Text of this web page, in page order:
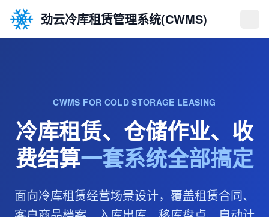
劲云冷库租赁管理系统(CWMS)
CWMS FOR COLD STORAGE LEASING
冷库租赁、仓储作业、 收
费结算一套系统全部搞定
面向冷库租赁经营场景设计，覆盖租赁合同、